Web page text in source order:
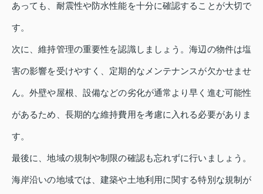
あっても、耐震性や防水性能を十分に確認することが大切で
す。
次に、維持管理の重要性を認識しましょう。海辺の物件は塩
害の影響を受けやすく、定期的なメンテナンスが欠かせませ
ん。外壁や屋根、設備などの劣化が通常より早く進む可能性
があるため、長期的な維持費用を考慮に入れる必要がありま
す。
最後に、地域の規制や制限の確認も忘れずに行いましょう。
海岸沿いの地域では、建築や土地利用に関する特別な規制が